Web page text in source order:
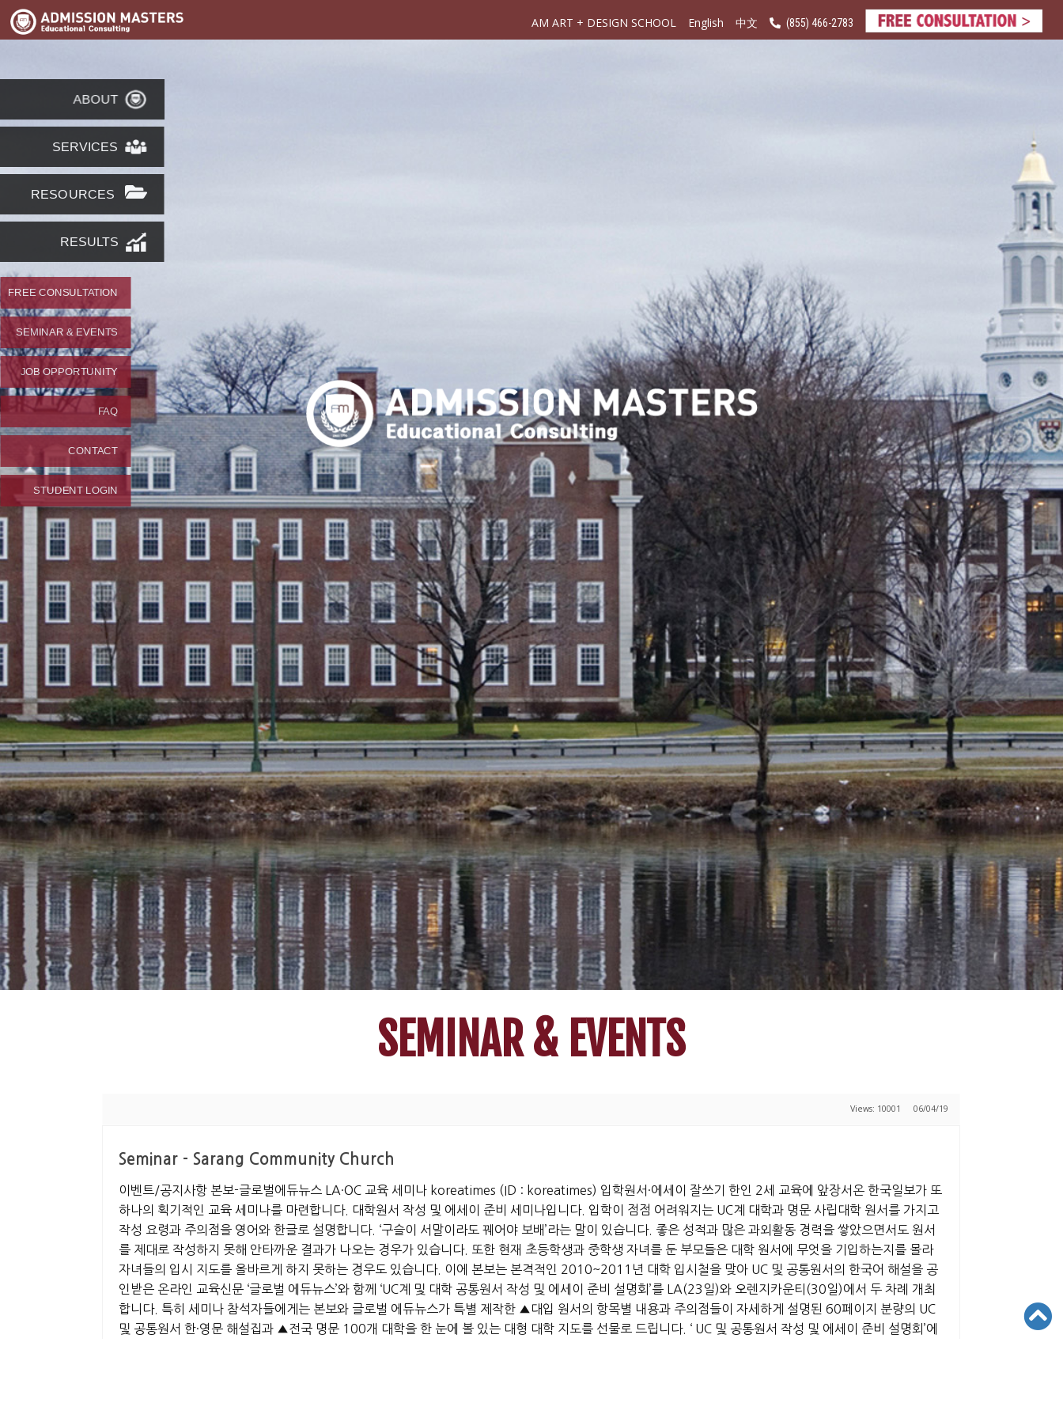
AM ART + DESIGN SCHOOL English 中文 (855) 466-2783
ABOUT
SERVICES
RESOURCES
RESULTS
FREE CONSULTATION
SEMINAR & EVENTS
JOB OPPORTUNITY
FAQ
CONTACT
STUDENT LOGIN
SEMINAR & EVENTS
Views: 10001 06/04/19
Seminar - Sarang Community Church
이벤트/공지사항 본보-글로벌에듀뉴스 LA·OC 교육 세미나 koreatimes (ID : koreatimes) 입학원서·에세이 잘쓰기 한인 2세 교육에 앞장서온 한국일보가 또
하나의 획기적인 교육 세미나를 마련합니다. 대학원서 작성 및 에세이 준비 세미나입니다. 입학이 점점 어려워지는 UC계 대학과 명문 사립대학 원서를 가지고
작성 요령과 주의점을 영어와 한글로 설명합니다. ‘구슬이 서말이라도 꿰어야 보배’라는 말이 있습니다. 좋은 성적과 많은 과외활동 경력을 쌓았으면서도 원서
를 제대로 작성하지 못해 안타까운 결과가 나오는 경우가 있습니다. 또한 현재 초등학생과 중학생 자녀를 둔 부모들은 대학 원서에 무엇을 기입하는지를 몰라
자녀들의 입시 지도를 올바르게 하지 못하는 경우도 있습니다. 이에 본보는 본격적인 2010~2011년 대학 입시철을 맞아 UC 및 공통원서의 한국어 해설을 공
인받은 온라인 교육신문 ‘글로벌 에듀뉴스’와 함께 ‘UC계 및 대학 공통원서 작성 및 에세이 준비 설명회’를 LA(23일)와 오렌지카운티(30일)에서 두 차례 개최
합니다. 특히 세미나 참석자들에게는 본보와 글로벌 에듀뉴스가 특별 제작한 ▲대입 원서의 항목별 내용과 주의점들이 자세하게 설명된 60페이지 분량의 UC
및 공통원서 한·영문 해설집과 ▲전국 명문 100개 대학을 한 눈에 볼 있는 대형 대학 지도를 선물로 드립니다. ‘ UC 및 공통원서 작성 및 에세이 준비 설명회’에